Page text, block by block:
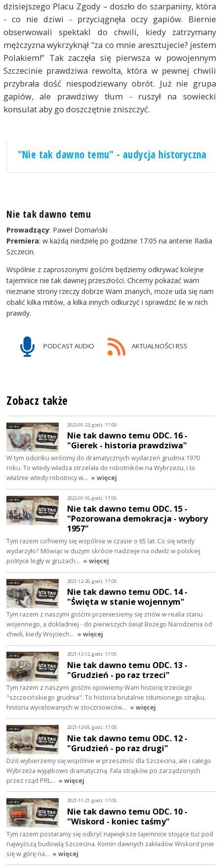
dzisiejszego Placu Zgody – doszło do szarpaniny, która
- co nie dziwi - przyciągnęła oczy gapiów. Biernie
obserwowali spektakl do chwili, kiedy zatrzymany
mężczyzna wykrzyknął "za co mnie aresztujecie? jestem
Polakiem!” Tak zaczęła się pierwsza w powojennym
Szczecinie prawdziwa rewolta, która w pewnej chwili
przybrała dość niespodziewany obrót. Już nie grupa
gapiów, ale prawdziwy tłum - ruszył na sowiecki
konsulat aby go doszczętnie zniszczyć.
"Nie tak dawno temu" - audycja historyczna
Nie tak dawno temu
Prowadzący: Paweł Domański
Premiera: w każdą niedzielę po godzinie 17:05 na antenie Radia
Szczecin.
Wspólnie z zaproszonymi gośćmi będziemy odkrywać kolejne
tajemnice nie tak dawnej przeszłości. Chcemy pokazać wam
nieznane strony rzeczy dobrze Wam znanych, może uda się nam
obalić kilka mitów, a kilka innych odkurzyć i sprawdzić ile w nich
prawdy.
PODCAST AUDIO AKTUALNOŚCI RSS
Zobacz także
2022-01-23, godz. 17:00
Nie tak dawno temu ODC. 16 -
"Gierek - historia prawdziwa"
W tym odcinku wrócimy do dramatycznych wydarzeń grudnia 1970
roku. To wtedy władza strzelała do robotników na Wybrzeżu, i to
właśnie wtedy robotnicy w… » więcej
2022-01-16, godz. 17:05
Nie tak dawno temu ODC. 15 -
"Pozorowana demokracja - wybory
1957"
Tym razem cofniemy się wspólnie w czasie o 65 lat. Co się wtedy
wydarzyło? Mówiąc w dużym skrócie nadzieje na odwilż w polskiej
polityce legły w gruzach… » więcej
2021-12-26, godz. 17:05
Nie tak dawno temu ODC. 14 -
"Święta w stanie wojennym"
Tym razem z naszymi gośćmi przeniesiemy się znów w realia stanu
wojennego, a dokładniej - do pierwszych świąt Bożego Narodzenia od
chwili, kiedy Wojciech… » więcej
2021-12-12, godz. 17:05
Nie tak dawno temu ODC. 13 -
"Grudzień - po raz trzeci"
Tym razem z naszymi gośćmi opowiemy Wam historię trzeciego
"szczecińskiego grudnia". To historia brutalnie stłumionego strajku,
historia wycelowanych w stoczniowców… » więcej
2021-12-05, godz. 17:00
Nie tak dawno temu ODC. 12 -
"Grudzień - po raz drugi"
Dziś wybierzemy się wspólnie w przeszłość dla Szczecina, ale i całego
Wybrzeża wyjątkowo dramatyczną. Fala strajków po zarządzonych
przez rząd PRL… » więcej
2021-11-21, godz. 17:05
Nie tak dawno temu ODC. 10 -
"Wiskord - koniec taśmy"
Tym razem postaramy się odkryć największe tajemnice stojące tuż pod
najwyższą budowlą Szczecina. Komin dawnych zakładów Wiskord pnie
się w górę na… » więcej